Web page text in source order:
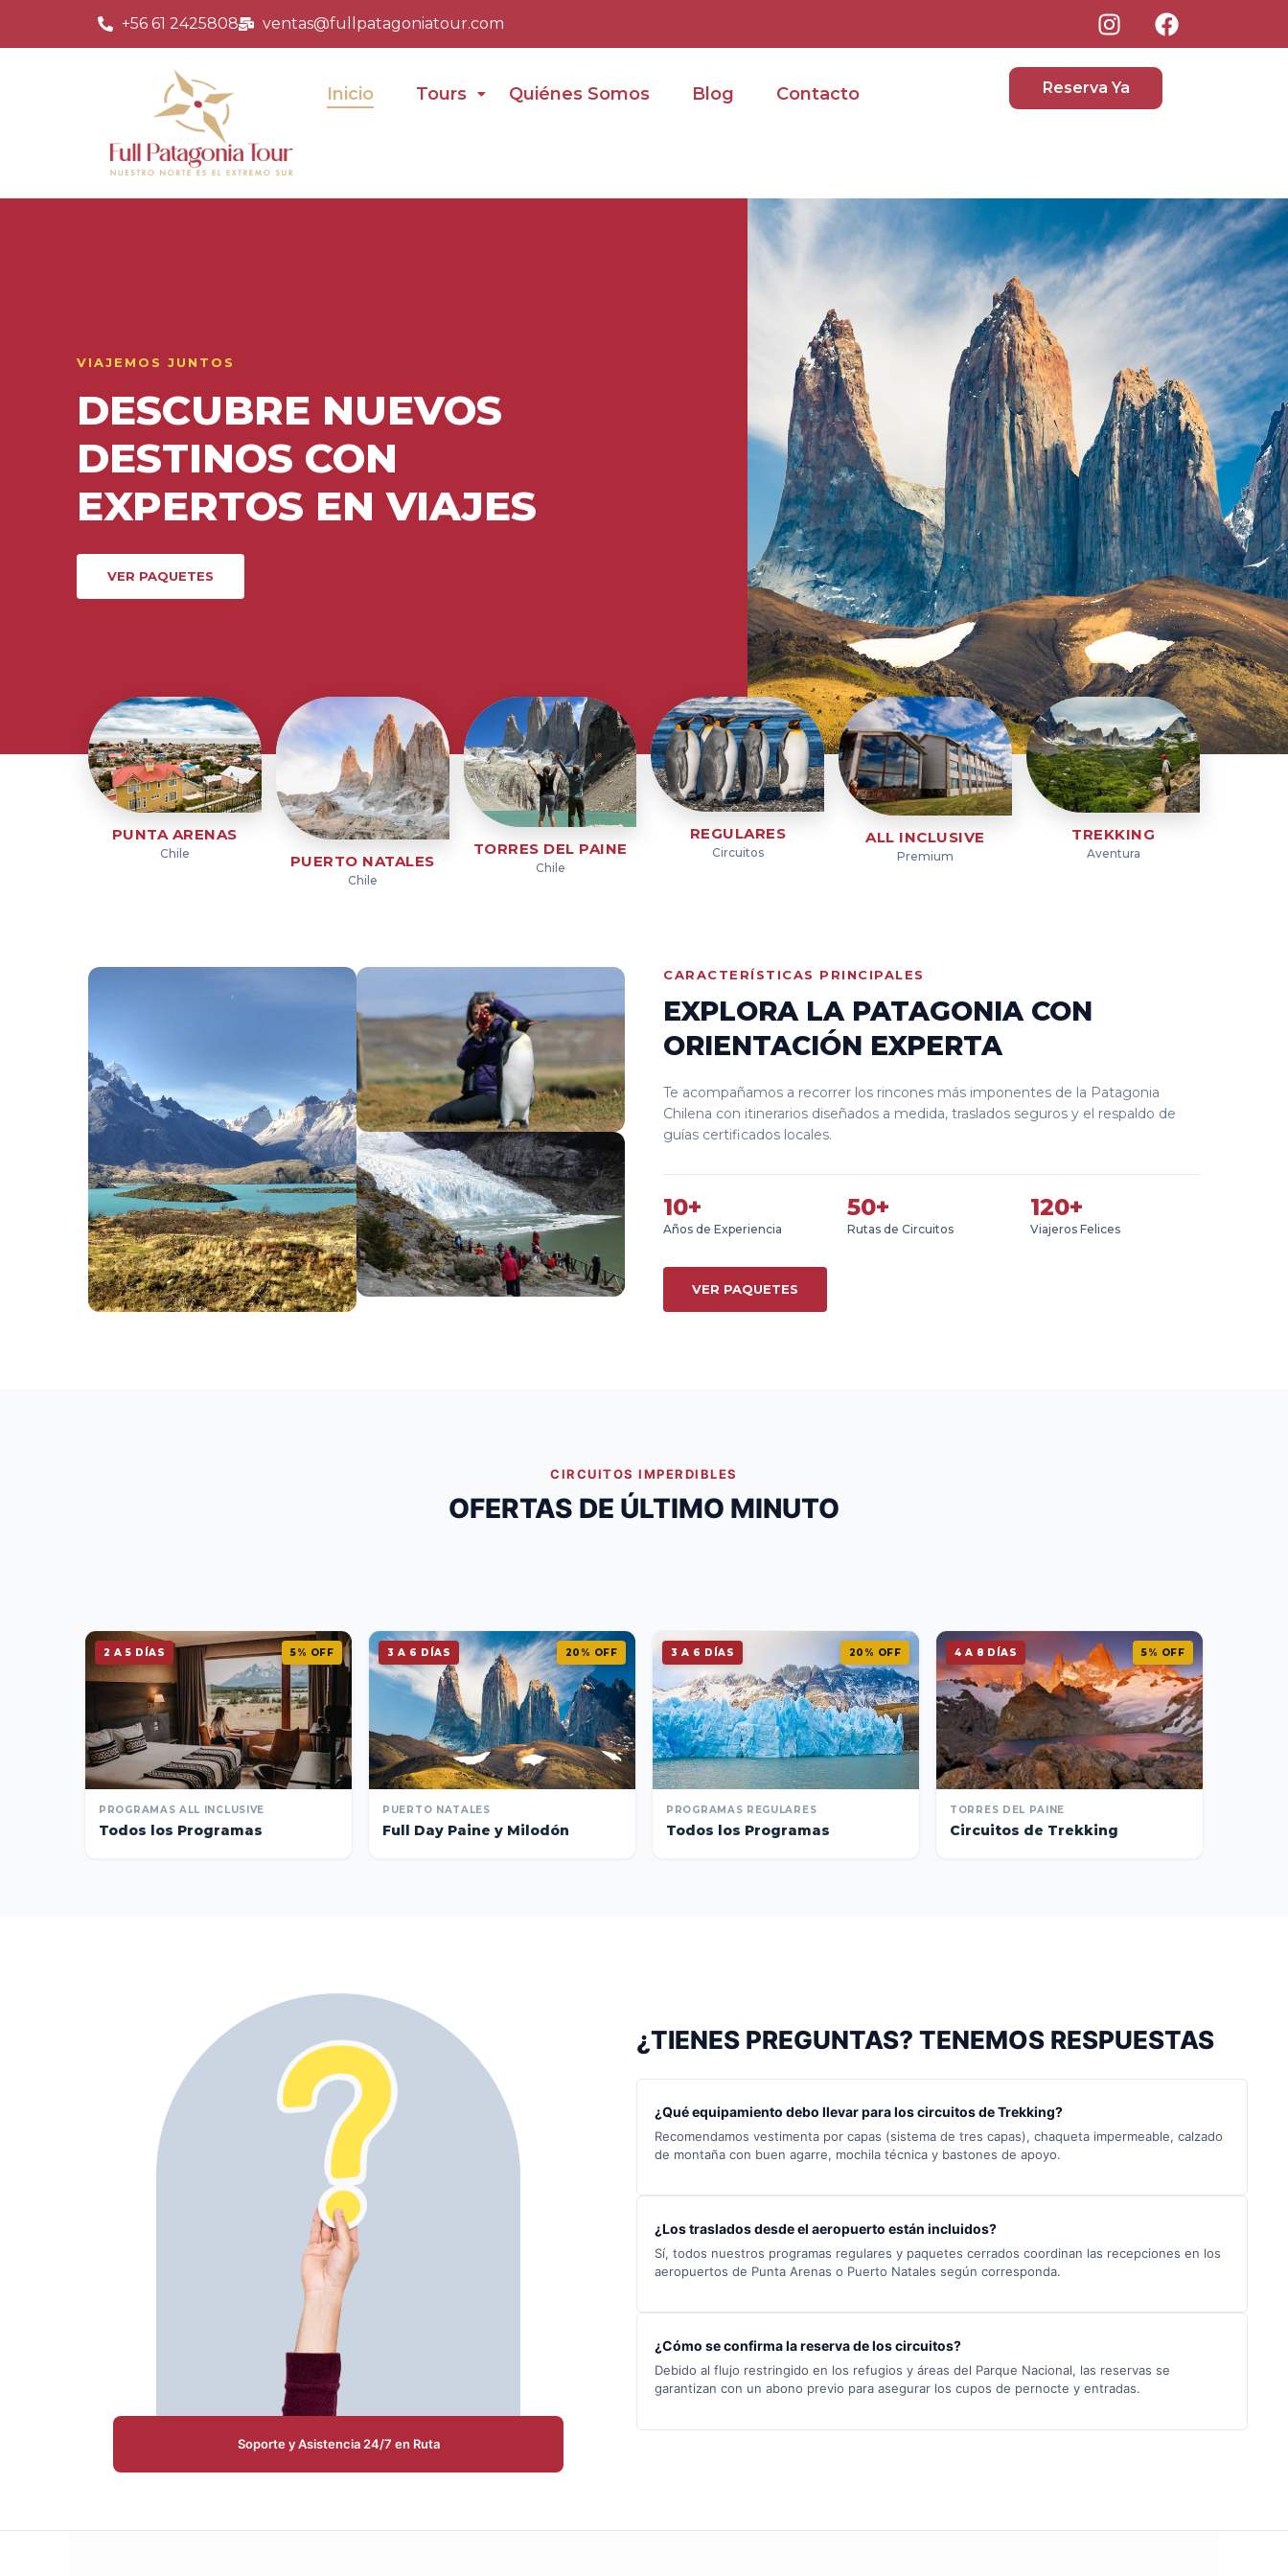
+56 61 2425808 ventas@fullpatagoniatour.com
Inicio Tours Quiénes Somos Blog Contacto Reserva Ya
VIAJEMOS JUNTOS
DESCUBRE NUEVOS
DESTINOS CON
EXPERTOS EN VIAJES
VER PAQUETES
PUNTA ARENAS
Chile PUERTO NATALES
Chile
TORRES DEL PAINE
Chile
REGULARES
Circuitos
ALL INCLUSIVE
Premium
TREKKING
Aventura
CARACTERÍSTICAS PRINCIPALES
EXPLORA LA PATAGONIA CON
ORIENTACIÓN EXPERTA
Te acompañamos a recorrer los rincones más imponentes de la Patagonia
Chilena con itinerarios diseñados a medida, traslados seguros y el respaldo de
guías certificados locales.
10+
Años de Experiencia
50+
Rutas de Circuitos
120+
Viajeros Felices
VER PAQUETES
CIRCUITOS IMPERDIBLES
OFERTAS DE ÚLTIMO MINUTO
2 A 5 DÍAS 5% OFF
PROGRAMAS ALL INCLUSIVE
Todos los Programas
3 A 6 DÍAS 20% OFF
PUERTO NATALES
Full Day Paine y Milodón
3 A 6 DÍAS 20% OFF
PROGRAMAS REGULARES
Todos los Programas
4 A 8 DÍAS 5% OFF
TORRES DEL PAINE
Circuitos de Trekking
Soporte y Asistencia 24/7 en Ruta
¿TIENES PREGUNTAS? TENEMOS RESPUESTAS
¿Qué equipamiento debo llevar para los circuitos de Trekking?
Recomendamos vestimenta por capas (sistema de tres capas), chaqueta impermeable, calzado
de montaña con buen agarre, mochila técnica y bastones de apoyo.
¿Los traslados desde el aeropuerto están incluidos?
Sí, todos nuestros programas regulares y paquetes cerrados coordinan las recepciones en los
aeropuertos de Punta Arenas o Puerto Natales según corresponda.
¿Cómo se confirma la reserva de los circuitos?
Debido al flujo restringido en los refugios y áreas del Parque Nacional, las reservas se
garantizan con un abono previo para asegurar los cupos de pernocte y entradas.